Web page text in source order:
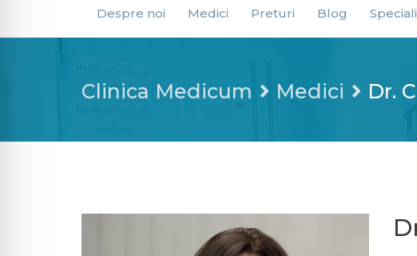
Despre noi Medici Preturi Blog
Clinica Medicum Medici Dr.